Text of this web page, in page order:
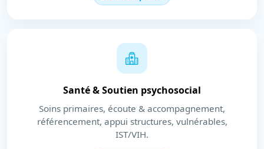
Santé & Soutien psychosocial
Soins primaires, écoute & accompagnement,
référencement, appui structures, vulnérables,
IST/VIH.